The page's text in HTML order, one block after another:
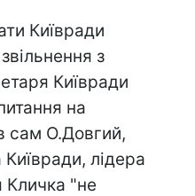
Київради
з
Київради
на
сам О.Довгий,
лідера
Кличка "не